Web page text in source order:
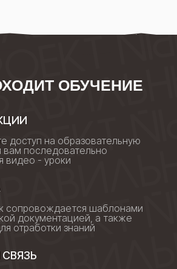
ОБУЧЕНИЕ
сопровождается шаблонами
документацией, а также
отработки знаний
доступ на образовательную
вам последовательно
видео - уроки